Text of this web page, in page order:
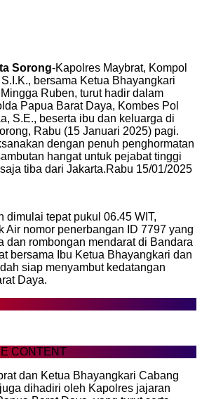
Sorong-Kapolres Maybrat, Kompol
bersama Ketua Bhayangkari
Ruben, turut hadir dalam
Papua Barat Daya, Kombes Pol
S.E., beserta ibu dan keluarga di
Rabu (15 Januari 2025) pagi.
dengan penuh penghormatan
hangat untuk pejabat tinggi
tiba dari Jakarta.Rabu 15/01/2025
dimulai tepat pukul 06.45 WIT,
Air nomor penerbangan ID 7797 yang
dan rombongan mendarat di Bandara
bersama Ibu Ketua Bhayangkari dan
siap menyambut kedatangan
Daya.
CONTENT
dan Ketua Bhayangkari Cabang
dihadiri oleh Kapolres jajaran